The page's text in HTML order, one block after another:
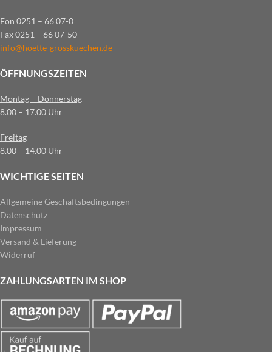
Fon 0251 – 66 07-0
Fax 0251 – 66 07-50
info@hoette-grosskuechen.de
ÖFFNUNGSZEITEN
Montag – Donnerstag
8.00 – 17.00 Uhr
Freitag
8.00 – 14.00 Uhr
WICHTIGE SEITEN
Allgemeine Geschäftsbedingungen
Datenschutz
Impressum
Versand & Lieferung
Widerruf
ZAHLUNGSARTEN IM SHOP